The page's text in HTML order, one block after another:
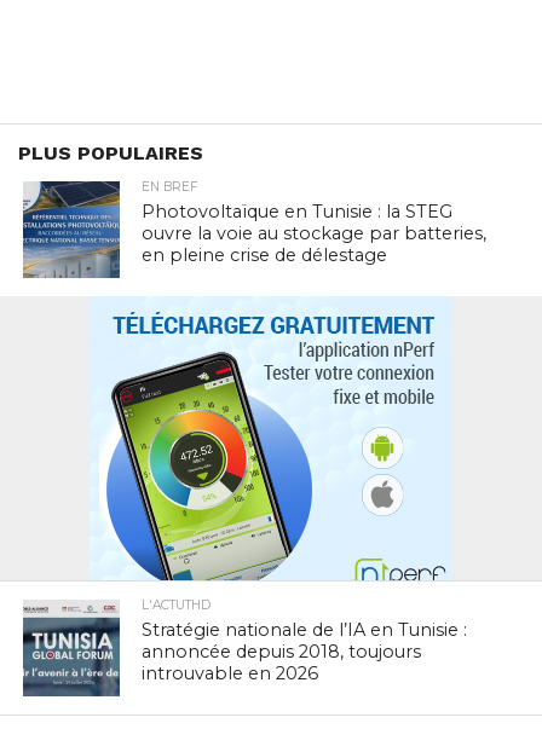
PLUS POPULAIRES
EN BREF
Photovoltaïque en Tunisie : la STEG
ouvre la voie au stockage par batteries,
en pleine crise de délestage
L'ACTUTHD
Stratégie nationale de l’IA en Tunisie :
annoncée depuis 2018, toujours
introuvable en 2026